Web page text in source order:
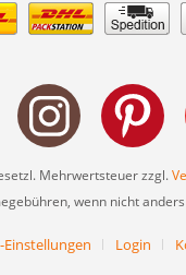
Mehrwertsteuer zzgl.
wenn nicht
Einstellungen Login